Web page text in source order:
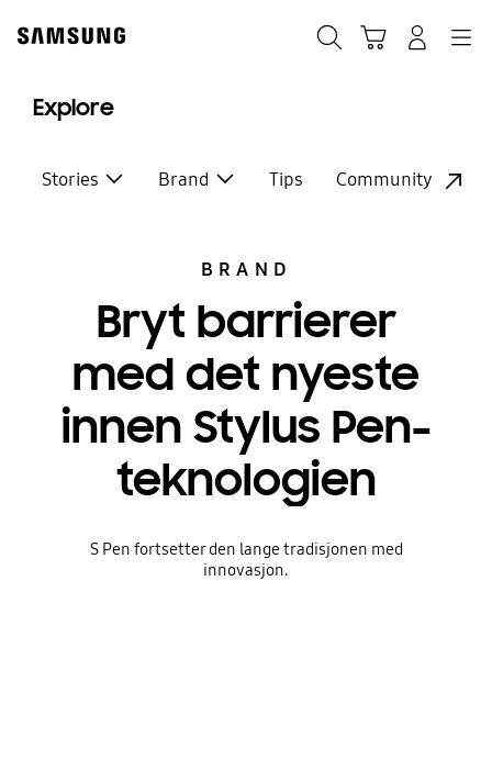
content
Explore
Stories Brand Tips Community
BRAND
Bryt barrierer
med det nyeste
innen Stylus Pen-
teknologien
S Pen fortsetter den lange tradisjonen med
innovasjon.